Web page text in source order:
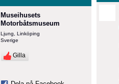
Museihusets
Motorbåtsmuseum
Ljung, Linköping
Sverige
Gilla